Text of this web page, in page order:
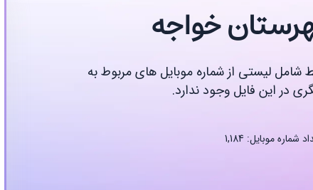
خواجه
شامل لیستی از شماره موبایل های مربوط به
در این فایل وجود ندارد.
شماره موبایل: 1,184